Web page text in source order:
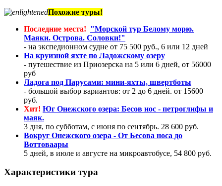
Похожие туры!
Последние места! "Морской тур Белому морю.
Маяки. Острова. Соловки!"
- на экспедионном судне от 75 500 руб., 6 или 12 дней
На круизной яхте по Ладожскому озеру
- путешествие из Приозерска на 5 или 6 дней, от 56000
руб
Ладога под Парусами: мини-яхты, швертботы
- большой выбор вариантов: от 2 до 6 дней. от 15600
руб.
Хит! Юг Онежского озера: Бесов нос - петроглифы и
маяк.
3 дня, по субботам, с июня по сентябрь. 28 600 руб.
Вокруг Онежского озера - От Бесова носа до
Воттоваары
5 дней, в июле и августе на микроавтобусе, 54 800 руб.
Характеристики тура